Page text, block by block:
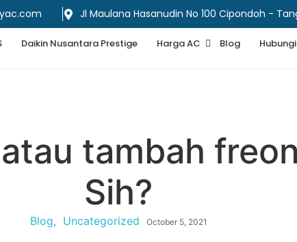
Jl Maulana Hasanudin No 100 Cipondoh -
Daikin Nusantara Prestige Harga AC Blog
tambah
Sih?
Blog, Uncategorized October 5, 2021